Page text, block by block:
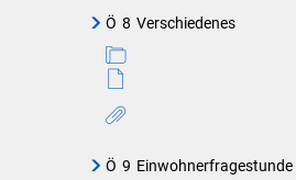
Ö 8 Verschiedenes
Ö 9 Einwohnerfragestunde